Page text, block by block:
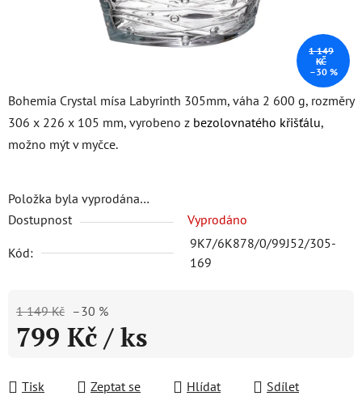
Bohemia Crystal mísa Labyrinth 305mm, váha 2 600 g, rozměry
306 x 226 x 105 mm, vyrobeno z bezolovnatého křišťálu,
možno mýt v myčce.
Položka byla vyprodána…
Dostupnost
Vyprodáno
Kód:
9K7/6K878/0/99J52/305-
169
1 149 Kč –30 %
799 Kč / ks
Tisk
Zeptat se Hlídat Sdílet
1 149
KČ
–30 %